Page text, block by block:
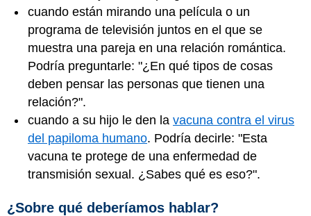
cuando están mirando una película o un
programa de televisión juntos en el que se
muestra una pareja en una relación romántica.
Podría preguntarle: "¿En qué tipos de cosas
deben pensar las personas que tienen una
relación?".
cuando a su hijo le den la vacuna contra el virus
del papiloma humano. Podría decirle: "Esta
vacuna te protege de una enfermedad de
transmisión sexual. ¿Sabes qué es eso?".
¿Sobre qué deberíamos hablar?